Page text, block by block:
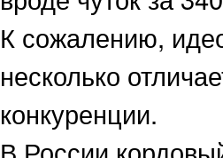
К сожалению,
несколько
конкуренции.